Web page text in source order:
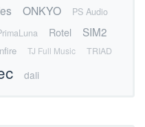
ONKYO PS Audio
Rotel SIM2
TJ Full Music TRIAD
dali